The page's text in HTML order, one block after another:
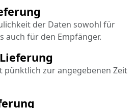
pünktlich zur angegebenen Zeit
der Daten sowohl für
auch für den Empfänger.